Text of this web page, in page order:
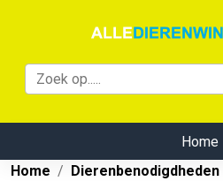
Home
Home
Dierenbenodigdheden